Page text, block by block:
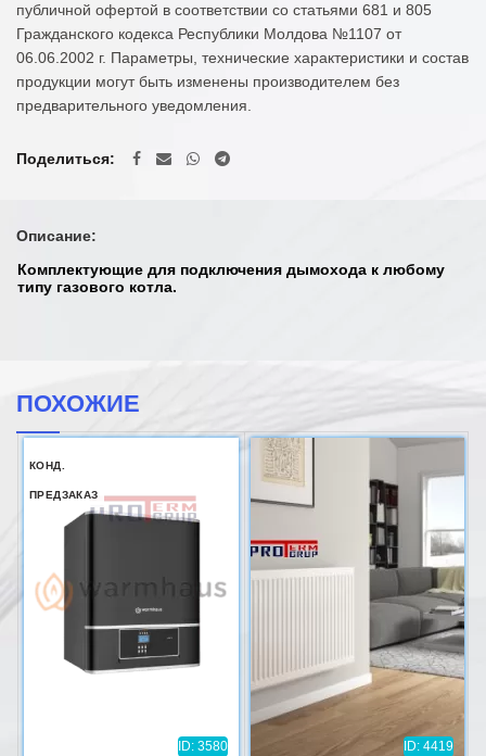
публичной офертой в соответствии со статьями 681 и 805
Гражданского кодекса Республики Молдова №1107 от
06.06.2002 г. Параметры, технические характеристики и состав
продукции могут быть изменены производителем без
предварительного уведомления.
Поделиться
Описание:
Комплектующие для подключения дымохода к любому
типу газового котла.
ПОХОЖИЕ
ID: 3580
КОНД.
ПРЕДЗАКАЗ
ID: 4419